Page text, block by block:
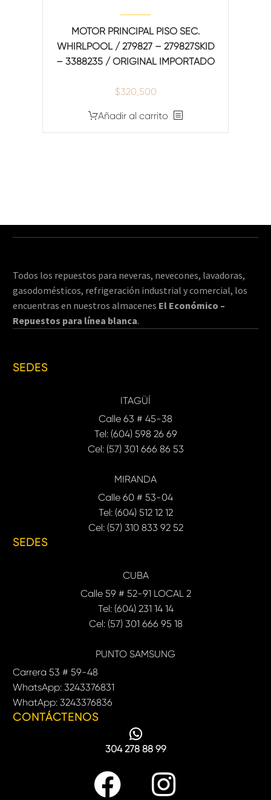
MOTOR PRINCIPAL PISO SEC.
WHIRLPOOL / 279827 – 279827SKID
– 3388235 / ORIGINAL IMPORTADO
$320,500
Añadir al carrito
Todos los repuestos para neveras, nevecones, lavadoras,
gasodomésticos, refrigeración industrial y comercial, los
encuentras en nuestros almacenes El Económico –
Repuestos para línea blanca.
SEDES
ITAGÜÍ
Calle 63 # 45-38
Tel: (604) 598 26 69
Cel: (57) 301 666 86 53
MIRANDA
Calle 60 # 53-04
Tel: (604) 512 12 12
Cel: (57) 310 833 92 52
SEDES
CUBA
Calle 59 # 52-91 LOCAL 2
Tel: (604) 231 14 14
Cel: (57) 301 666 95 18
PUNTO SAMSUNG
Carrera 53 # 59-48
WhatsApp: 3243376831
WhatApp: 3243376836
CONTÁCTENOS
304 278 88 99